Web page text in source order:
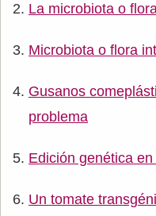
La microbiota o
Microbiota o flora
Gusanos
problema
Edición genética
Un tomate